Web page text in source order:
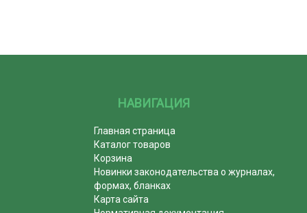
НАВИГАЦИЯ
Главная страница
Каталог товаров
Корзина
Новинки законодательства о журналах,
формах, бланках
Карта сайта